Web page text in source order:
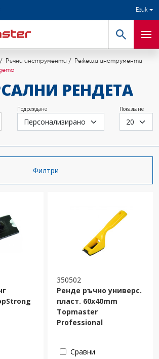
Език
Търсене
Ръчни инструменти
Режещи инструменти
РЕНДЕТА
Подреждане Показване
Филтри
350502
Ренде ръчно универс.
пласт. 60x40mm
Topmaster
Professional
Сравни